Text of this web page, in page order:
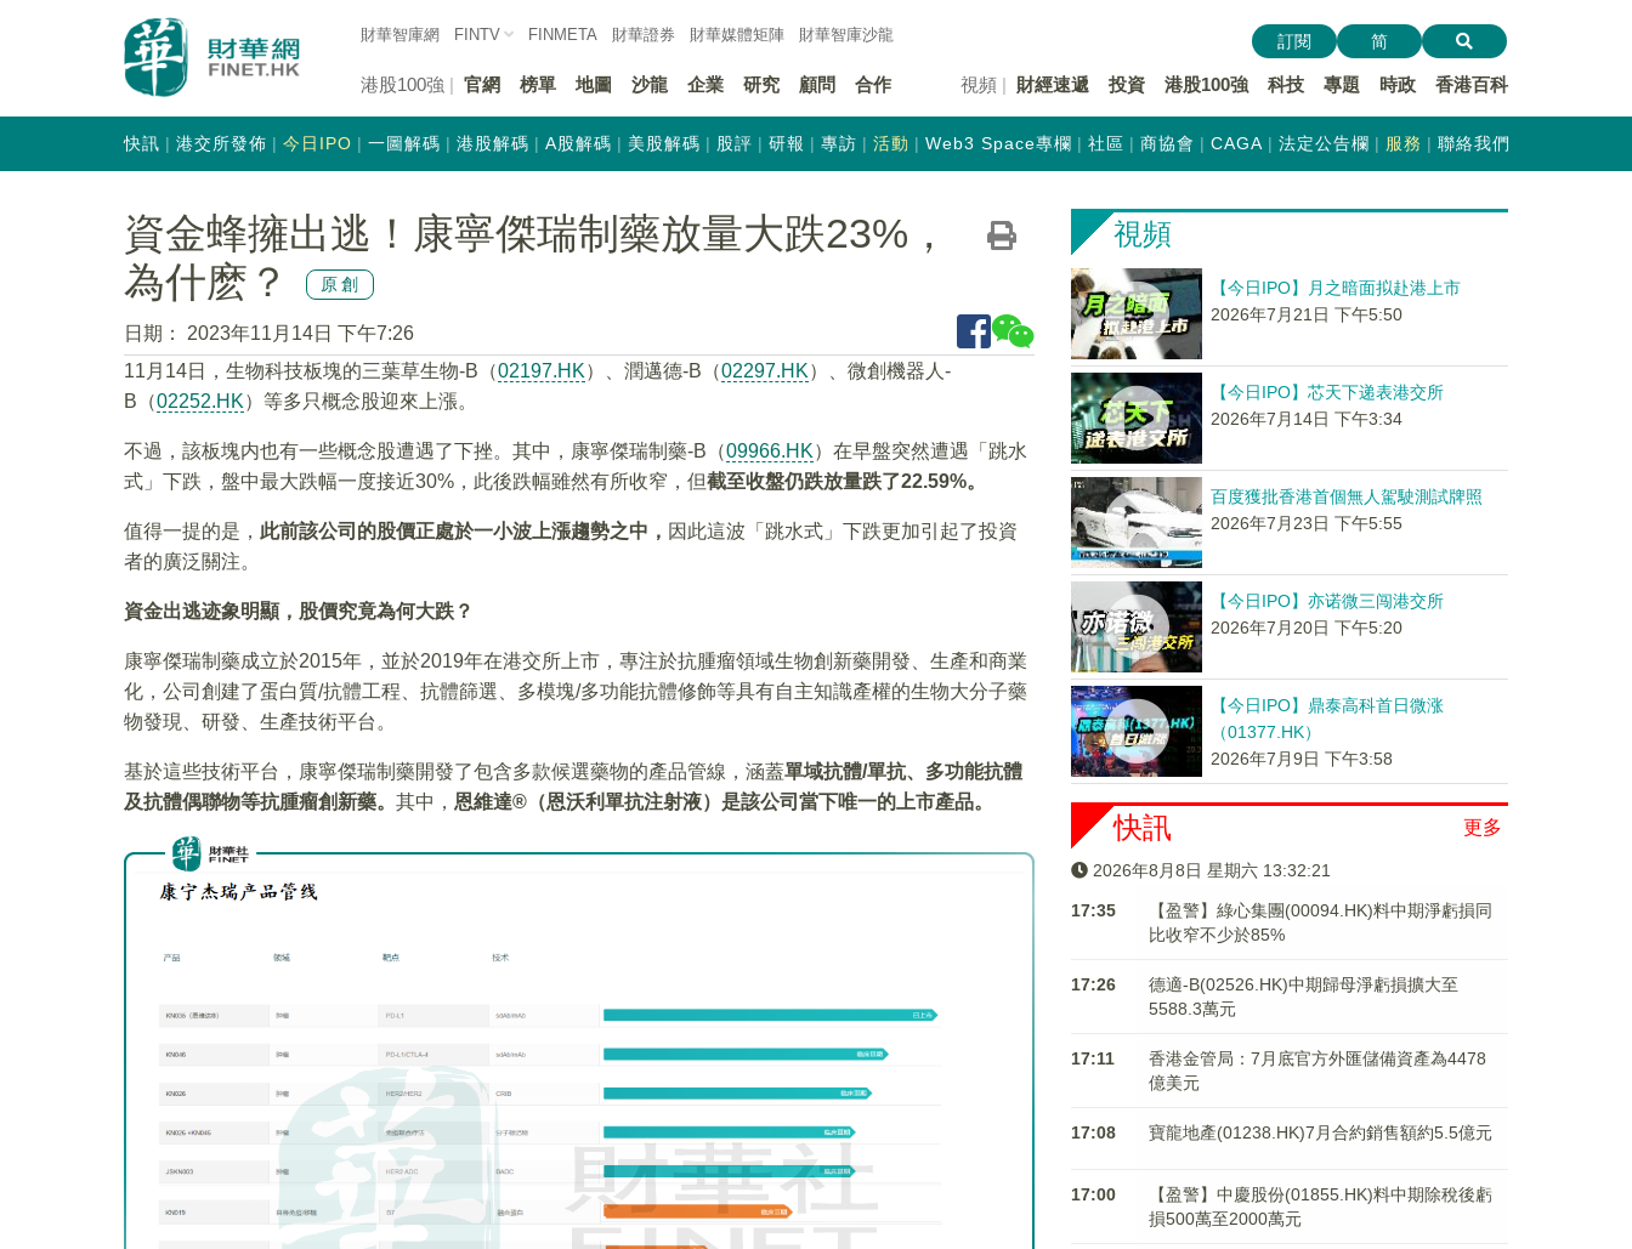
財華智庫網 FINTV FINMETA 財華證券 財華媒體矩陣 財華智庫沙龍
港股100強 官網 榜單 地圖 沙龍 企業 研究 顧問 合作 視頻 財經速遞 投資 港股100強 科技 專題 時政 香港百科
訂閱 简
快訊 港交所發佈 今日IPO 一圖解碼 港股解碼 A股解碼 美股解碼 股評 研報 專訪 活動 Web3 Space專欄 社區 商協會 CAGA 法定公告欄 服務 聯絡我們
資金蜂擁出逃！康寧傑瑞制藥放量大跌23%，
為什麽？
原創
日期：
2023年11月14日 下午7:26
11月14日，生物科技板塊的三葉草生物-B（02197.HK）、潤邁德-B（02297.HK）、微創機器人-
B（02252.HK）等多只概念股迎來上漲。
不過，該板塊内也有一些概念股遭遇了下挫。其中，康寧傑瑞制藥-B（09966.HK）在早盤突然遭遇「跳水
式」下跌，盤中最大跌幅一度接近30%，此後跌幅雖然有所收窄，但截至收盤仍跌放量跌了22.59%。
值得一提的是， 此前該公司的股價正處於一小波上漲趨勢之中， 因此這波「跳水式」下跌更加引起了投資
者的廣泛關注。
資金出逃迹象明顯，股價究竟為何大跌？
康寧傑瑞制藥成立於2015年，並於2019年在港交所上市，專注於抗腫瘤領域生物創新藥開發、生產和商業
化，公司創建了蛋白質/抗體工程、抗體篩選、多模塊/多功能抗體修飾等具有自主知識產權的生物大分子藥
物發現、研發、生產技術平台。
基於這些技術平台，康寧傑瑞制藥開發了包含多款候選藥物的產品管線，涵蓋單域抗體/單抗、多功能抗體
及抗體偶聯物等抗腫瘤創新藥。 其中， 恩維達®（恩沃利單抗注射液）是該公司當下唯一的上市產品。
視頻
【今日IPO】月之暗面拟赴港上市
2026年7月21日 下午5:50
【今日IPO】芯天下递表港交所
2026年7月14日 下午3:34
百度獲批香港首個無人駕駛測試牌照
2026年7月23日 下午5:55
【今日IPO】亦诺微三闯港交所
2026年7月20日 下午5:20
【今日IPO】鼎泰高科首日微涨
（01377.HK）
2026年7月9日 下午3:58
更多
快訊
2026年8月8日 星期六 13:32:23
17:35
【盈警】綠心集團(00094.HK)料中期淨虧損同
比收窄不少於85%
17:26
德適-B(02526.HK)中期歸母淨虧損擴大至
5588.3萬元
17:11
香港金管局：7月底官方外匯儲備資產為4478
億美元
17:08 寶龍地產(01238.HK)7月合約銷售額約5.5億元
17:00
【盈警】中慶股份(01855.HK)料中期除稅後虧
損500萬至2000萬元